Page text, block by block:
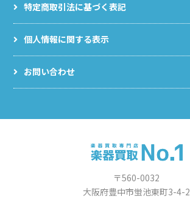
特定商取引法に基づく表記
個人情報に関する表示
お問い合わせ
〒560-0032
大阪府豊中市蛍池東町3-4-2